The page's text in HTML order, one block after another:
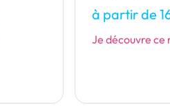
à partir de
Je découvre ce